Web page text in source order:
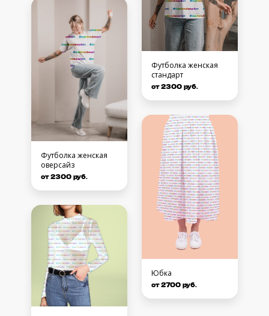
Футболка женская
оверсайз
от 2300 руб.
Футболка женская
стандарт
от 2300 руб.
Юбка
от 2700 руб.